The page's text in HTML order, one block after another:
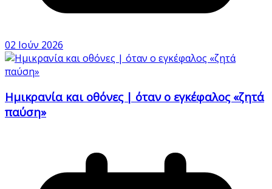
02 Ιούν 2026
Ημικρανία και οθόνες | όταν ο εγκέφαλος «ζητά
παύση»